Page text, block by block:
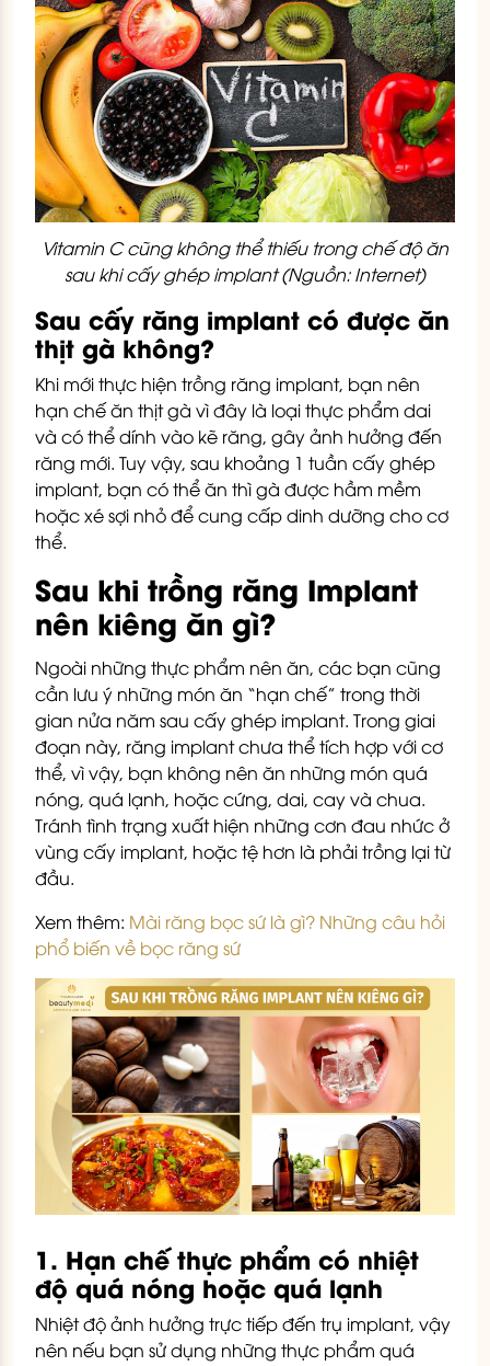
Vitamin C cũng không thể thiếu trong chế độ ăn
sau khi cấy ghép implant (Nguồn: Internet)
Sau cấy răng implant có được ăn
thịt gà không?
Khi mới thực hiện trồng răng implant, bạn nên
hạn chế ăn thịt gà vì đây là loại thực phẩm dai
và có thể dính vào kẽ răng, gây ảnh hưởng đến
răng mới. Tuy vậy, sau khoảng 1 tuần cấy ghép
implant, bạn có thể ăn thì gà được hầm mềm
hoặc xé sợi nhỏ để cung cấp dinh dưỡng cho cơ
thể.
Sau khi trồng răng Implant
nên kiêng ăn gì?
Ngoài những thực phẩm nên ăn, các bạn cũng
cần lưu ý những món ăn “hạn chế” trong thời
gian nửa năm sau cấy ghép implant. Trong giai
đoạn này, răng implant chưa thể tích hợp với cơ
thể, vì vậy, bạn không nên ăn những món quá
nóng, quá lạnh, hoặc cứng, dai, cay và chua.
Tránh tình trạng xuất hiện những cơn đau nhức ở
vùng cấy implant, hoặc tệ hơn là phải trồng lại từ
đầu.
Xem thêm: Mài răng bọc sứ là gì? Những câu hỏi
phổ biến về bọc răng sứ
1. Hạn chế thực phẩm có nhiệt
độ quá nóng hoặc quá lạnh
Nhiệt độ ảnh hưởng trực tiếp đến trụ implant, vậy
nên nếu bạn sử dụng những thực phẩm quá